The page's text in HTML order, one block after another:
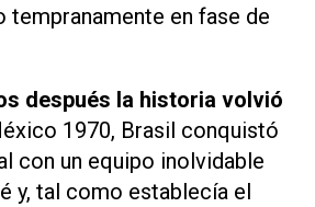
tempranamente en fase de
después la historia volvió
1970, Brasil conquistó
con un equipo inolvidable
y, tal como establecía el